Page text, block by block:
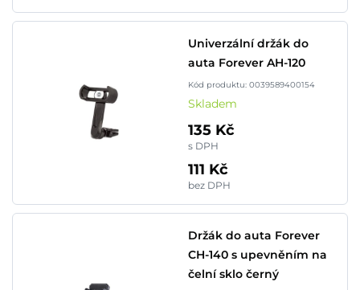
Univerzální držák do
auta Forever AH-120
Kód produktu: 0039589400154
Skladem
135 Kč
s DPH
111 Kč
bez DPH
Držák do auta Forever
CH-140 s upevněním na
čelní sklo černý